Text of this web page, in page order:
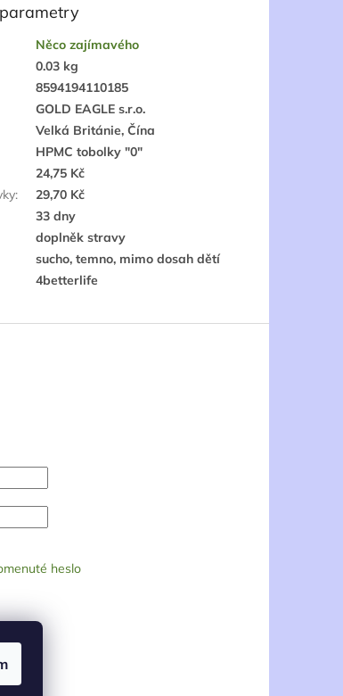
Něco zajímavého
0.03 kg
8594194110185
GOLD EAGLE s.r.o.
Velká Británie, Čína
HPMC tobolky "0"
24,75 Kč
:
29,70 Kč
33 dny
doplněk stravy
sucho, temno, mimo dosah dětí
4betterlife
heslo